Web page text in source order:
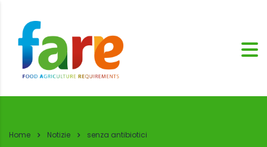
Home Notizie senza antibiotici